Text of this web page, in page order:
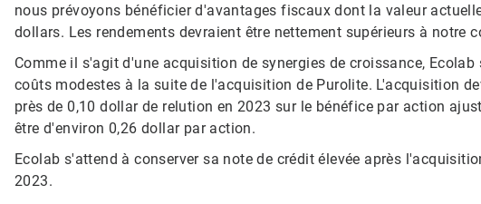
nous prévoyons bénéficier d'avantages fiscaux dont la valeur
dollars. Les rendements devraient être nettement supérieurs à notre
Comme il s'agit d'une acquisition de synergies de croissance,
coûts modestes à la suite de l'acquisition de Purolite. L'acquisition
près de 0,10 dollar de relution en 2023 sur le bénéfice par action
être d'environ 0,26 dollar par action.
Ecolab s'attend à conserver sa note de crédit élevée après
2023.